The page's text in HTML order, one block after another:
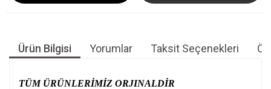
Ürün Bilgisi Yorumlar Taksit Seçenekleri
TÜM ÜRÜNLERİMİZ ORJINALDİR